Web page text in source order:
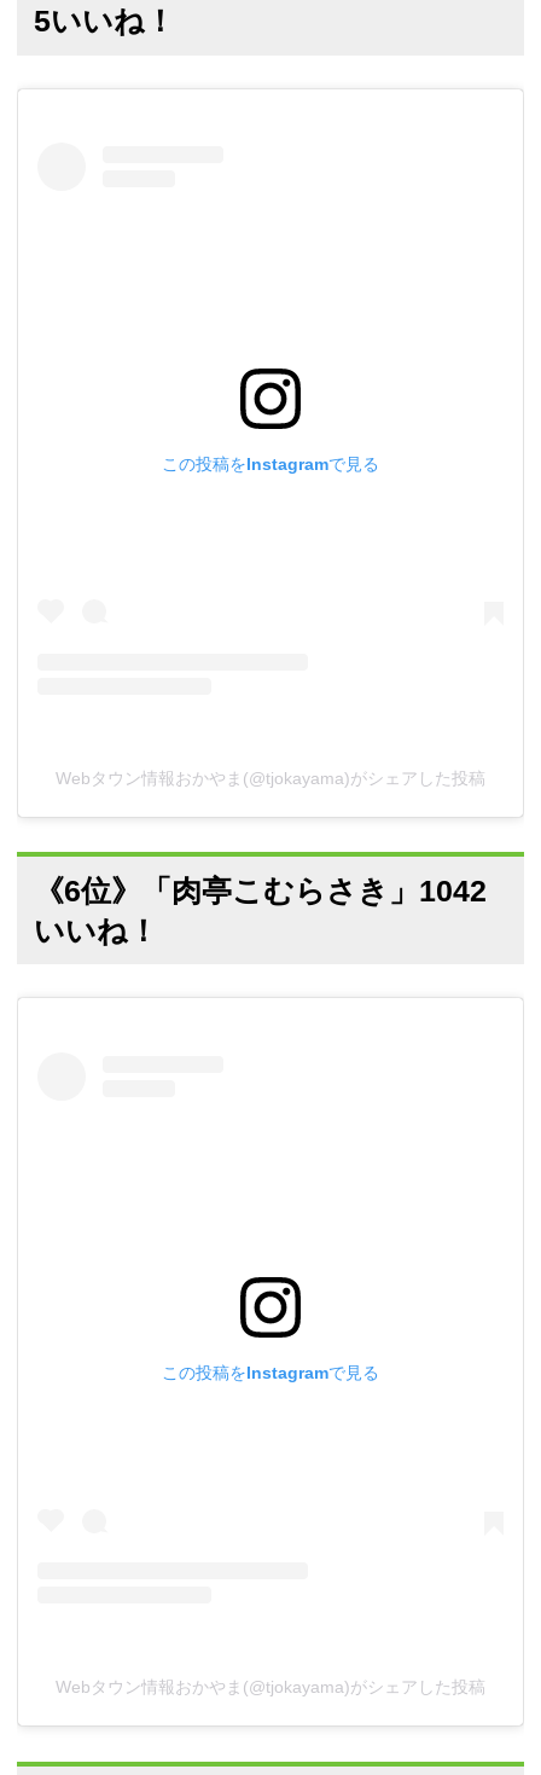
5いいね！
この投稿をInstagramで見る
Webタウン情報おかやま(@tjokayama)がシェアした投稿
《6位》「肉亭こむらさき」1042
いいね！
この投稿をInstagramで見る
Webタウン情報おかやま(@tjokayama)がシェアした投稿